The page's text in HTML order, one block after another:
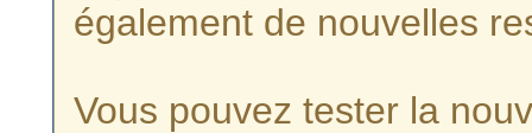
également de nouvelles
Vous pouvez tester la